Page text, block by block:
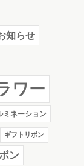
知らせ
ワー
ミネーション
ギフトリボン
ン